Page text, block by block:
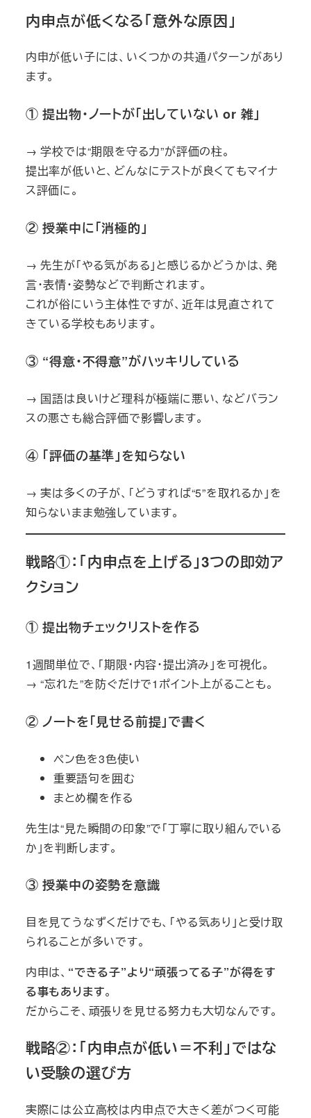
内申点が低くなる「意外な原因」
内申が低い子には、いくつかの共通パターンがあり
ます。
① 提出物・ノートが「出していない or 雑」
→ 学校では“期限を守る力”が評価の柱。
提出率が低いと、どんなにテストが良くてもマイナ
ス評価に。
② 授業中に「消極的」
→ 先生が「やる気がある」と感じるかどうかは、発
言・表情・姿勢などで判断されます。
これが俗にいう主体性ですが、近年は見直されて
きている学校もあります。
③ “得意・不得意”がハッキリしている
→ 国語は良いけど理科が極端に悪い、などバラン
スの悪さも総合評価で影響します。
④ 「評価の基準」を知らない
→ 実は多くの子が、「どうすれば“5”を取れるか」を
知らないまま勉強しています。
戦略①：「内申点を上げる」3つの即効ア
クション
① 提出物チェックリストを作る
1週間単位で、「期限・内容・提出済み」を可視化。
→ “忘れた”を防ぐだけで1ポイント上がることも。
② ノートを「見せる前提」で書く
ペン色を3色使い
重要語句を囲む
まとめ欄を作る
先生は“見た瞬間の印象”で「丁寧に取り組んでいる
か」を判断します。
③ 授業中の姿勢を意識
目を見てうなずくだけでも、「やる気あり」と受け取
られることが多いです。
内申は、 “できる子”より“頑張ってる子”が得をす
る事もあります。
だからこそ、頑張りを見せる努力も大切なんです。
戦略②：「内申点が低い＝不利」ではな
い受験の選び方
実際には公立高校は内申点で大きく差がつく可能